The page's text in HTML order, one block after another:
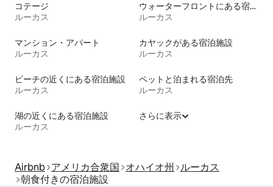
コテージ
ルーカス
ウォーターフロントにある宿泊施設
ルーカス
マンション・アパート
ルーカス
カヤックがある宿泊施設
ルーカス
ビーチの近くにある宿泊施設
ルーカス
ペットと泊まれる宿泊先
ルーカス
湖の近くにある宿泊施設
ルーカス
さらに表示
Airbnb アメリカ合衆国 オハイオ州
ルーカス
朝食付きの宿泊施設